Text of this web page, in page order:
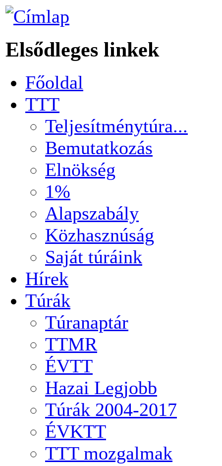
Elsődleges linkek
Főoldal
TTT
Teljesítménytúra...
Bemutatkozás
Elnökség
1%
Alapszabály
Közhasznúság
Saját túráink
Hírek
Túrák
Túranaptár
TTMR
ÉVTT
Hazai Legjobb
Túrák 2004-2017
ÉVKTT
TTT mozgalmak